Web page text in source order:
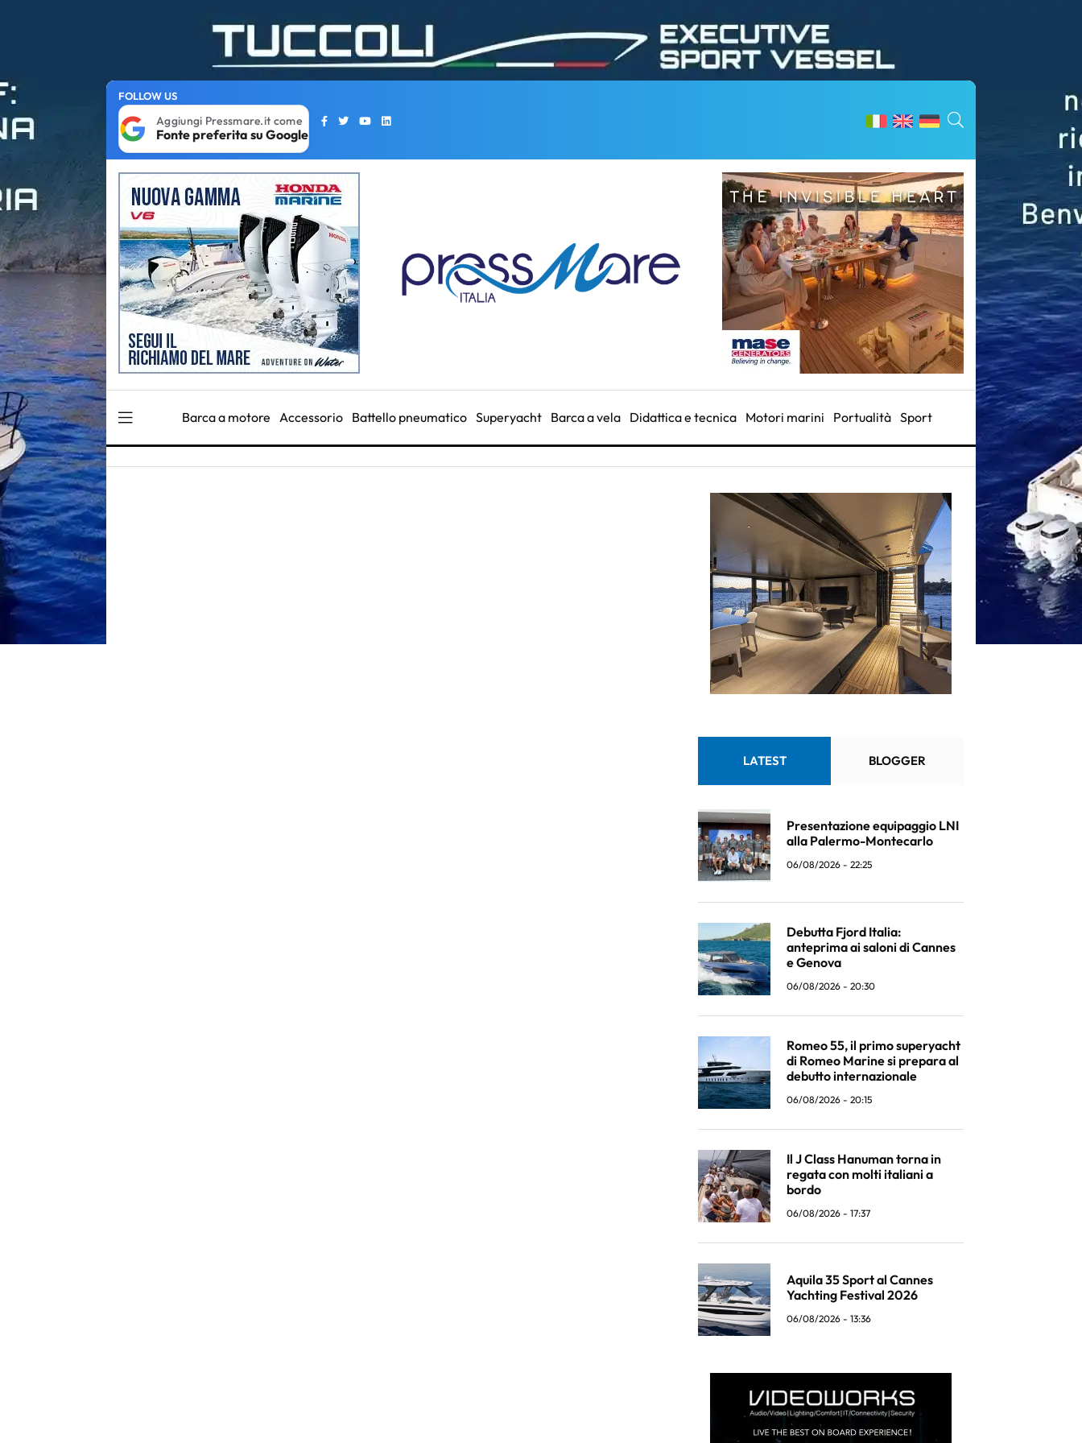
FOLLOW US
Aggiungi Pressmare.it come
Fonte preferita su Google
Barca a motore Accessorio Battello pneumatico Superyacht Barca a vela Didattica e tecnica Motori marini Portualità Sport
LATEST BLOGGER
Presentazione equipaggio LNI
alla Palermo-Montecarlo
06/08/2026 - 22:25
Debutta Fjord Italia:
anteprima ai saloni di Cannes
e Genova
06/08/2026 - 20:30
Romeo 55, il primo superyacht
di Romeo Marine si prepara al
debutto internazionale
06/08/2026 - 20:15
Il J Class Hanuman torna in
regata con molti italiani a
bordo
06/08/2026 - 17:37
Aquila 35 Sport al Cannes
Yachting Festival 2026
06/08/2026 - 13:36